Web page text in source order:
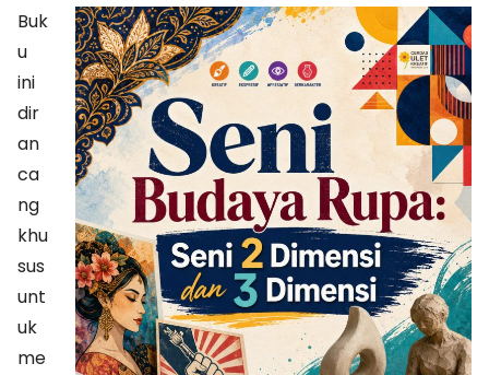
dan
3
Dimensi
Buk
u
ini
dir
an
ca
ng
khu
sus
unt
uk
me